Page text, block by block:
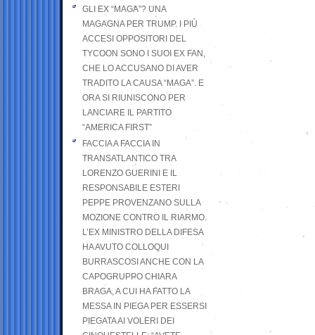
GLI EX “MAGA”? UNA
MAGAGNA PER TRUMP. I PIÙ
ACCESI OPPOSITORI DEL
TYCOON SONO I SUOI EX FAN,
CHE LO ACCUSANO DI AVER
TRADITO LA CAUSA “MAGA”. E
ORA SI RIUNISCONO PER
LANCIARE IL PARTITO
“AMERICA FIRST”
FACCIA A FACCIA IN
TRANSATLANTICO TRA
LORENZO GUERINI E IL
RESPONSABILE ESTERI
PEPPE PROVENZANO SULLA
MOZIONE CONTRO IL RIARMO.
L’EX MINISTRO DELLA DIFESA
HA AVUTO COLLOQUI
BURRASCOSI ANCHE CON LA
CAPOGRUPPO CHIARA
BRAGA, A CUI HA FATTO LA
MESSA IN PIEGA PER ESSERSI
PIEGATA AI VOLERI DEI